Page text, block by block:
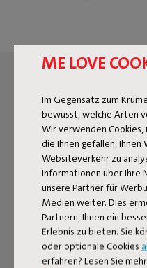
ME LOVE
Im Gegensatz zum
bewusst, welche Arten
Wir verwenden
die Ihnen gefallen, Ihnen
Websiteverkehr zu
Informationen über Ihre
unsere Partner für
Medien weiter. Dies
Partnern, Ihnen ein
Erlebnis zu bieten. Sie
oder optionale Cookies
erfahren? Lesen Sie